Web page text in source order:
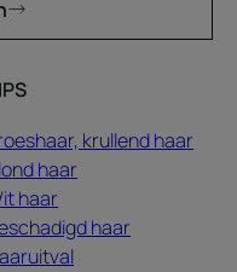
krullend haar
haar
haar
haar